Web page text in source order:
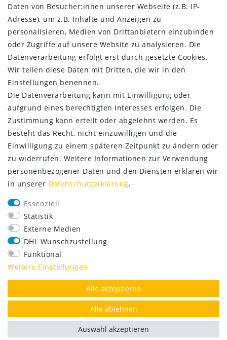
AGB
Kontakt
ZAHLUNG & VERSAND
SERVICE
Lieferung nur 2,95 €
Rücksendung kostenfrei
14 Tage Rückgaberecht
Kurze Lieferzeit
FOLGE UNS
Daten von Besucher:innen unserer Webseite (z.B. IP-
Adresse), um z.B. Inhalte und Anzeigen zu
personalisieren, Medien von Drittanbietern einzubinden
oder Zugriffe auf unsere Website zu analysieren. Die
Datenverarbeitung erfolgt erst durch gesetzte Cookies.
Wir teilen diese Daten mit Dritten, die wir in den
Einstellungen benennen.
Die Datenverarbeitung kann mit Einwilligung oder
aufgrund eines berechtigten Interesses erfolgen. Die
Zustimmung kann erteilt oder abgelehnt werden. Es
besteht das Recht, nicht einzuwilligen und die
Einwilligung zu einem späteren Zeitpunkt zu ändern oder
zu widerrufen. Weitere Informationen zur Verwendung
personenbezogener Daten und den Diensten erklären wir
in unserer Daten­schutz­erklärung.
Essenziell
Statistik
Externe Medien
DHL Wunschzustellung
Funktional
Weitere Einstellungen
Alle akzeptieren
Alle ablehnen
Auswahl akzeptieren